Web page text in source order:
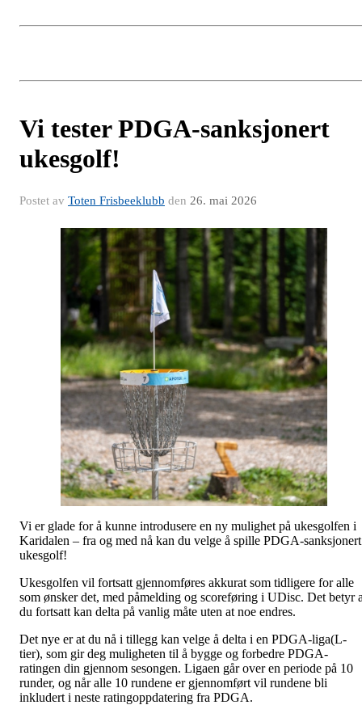
Vi tester PDGA-sanksjonert
ukesgolf!
Postet av Toten Frisbeeklubb den 26. mai 2026
Vi er glade for å kunne introdusere en ny mulighet på ukesgolfen i
Karidalen – fra og med nå kan du velge å spille PDGA-sanksjonert
ukesgolf!
Ukesgolfen vil fortsatt gjennomføres akkurat som tidligere for alle
som ønsker det, med påmelding og scoreføring i UDisc. Det betyr
du fortsatt kan delta på vanlig måte uten at noe endres.
Det nye er at du nå i tillegg kan velge å delta i en PDGA-liga(L-
tier), som gir deg muligheten til å bygge og forbedre PDGA-
ratingen din gjennom sesongen. Ligaen går over en periode på 10
runder, og når alle 10 rundene er gjennomført vil rundene bli
inkludert i neste ratingoppdatering fra PDGA.